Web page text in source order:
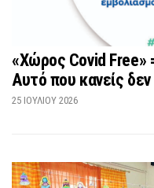
«Χώρος Covid Free»
Αυτό που κανείς
25 ΙΟΥΛΊΟΥ 2026